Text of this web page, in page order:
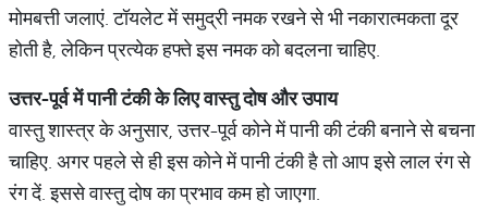
मोमबत्ती जलाएं. टॉयलेट में समुद्री नमक रखने से भी नकारात्मकता दूर
होती है, लेकिन प्रत्येक हफ्ते इस नमक को बदलना चाहिए.
उत्तर-पूर्व में पानी टंकी के लिए वास्तुदोषऔरउपाय
वास्तु शास्त्र के अनुसार, उत्तर-पूर्व कोने में पानी की टंकी बनाने से बचना
चाहिए. अगर पहले से ही इस कोने में पानी टंकी है तो आप इसे लाल रंग से
रंग दें. इससे वास्तु दोष का प्रभाव कम हो जाएगा.